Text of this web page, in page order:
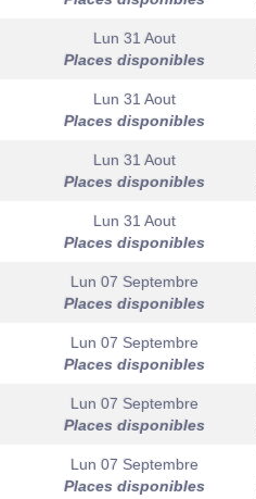
Lun 31 Aout
Places disponibles
Lun 31 Aout
Places disponibles
Lun 31 Aout
Places disponibles
Lun 31 Aout
Places disponibles
Lun 07 Septembre
Places disponibles
Lun 07 Septembre
Places disponibles
Lun 07 Septembre
Places disponibles
Lun 07 Septembre
Places disponibles